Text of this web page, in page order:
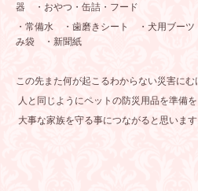
器 ・おやつ・缶詰・フード
・常備水 ・歯磨きシート ・犬用ブー
み袋 ・新聞紙
この先また何が起こるわからない災害にむ
人と同じようにペットの防災用品を準備
大事な家族を守る事につながると思います